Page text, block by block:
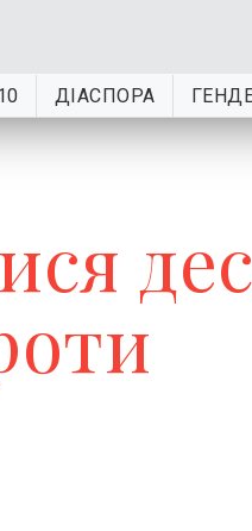
ДІАСПОРА